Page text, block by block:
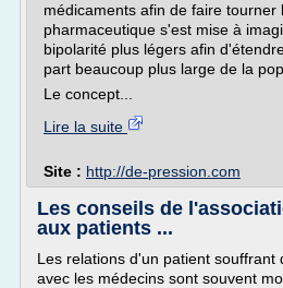
médicaments afin de faire tourner
pharmaceutique s'est mise à
bipolarité plus légers afin
part beaucoup plus large de la
Le concept...
Lire la suite
Site : http://de-pression.com
Les conseils de
aux patients ...
Les relations d'un patient souffrant
avec les médecins sont souvent